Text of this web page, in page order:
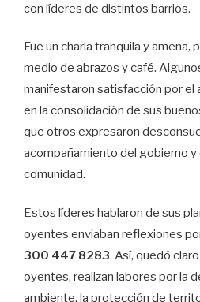
con líderes de distintos barrios.
Fue un charla tranquila y amena,
medio de abrazos y café.
manifestaron satisfacción por el
en la consolidación de sus
que otros expresaron
acompañamiento del gobierno y
comunidad.
Estos líderes hablaron de sus
oyentes enviaban reflexiones
300 447 8283. Así, quedó
oyentes, realizan labores por la
ambiente, la protección de